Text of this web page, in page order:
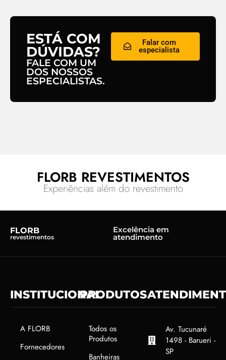
ESTÁ COM
DÚVIDAS?
FALE COM UM
DOS NOSSOS
ESPECIALISTAS.
Falar com
especialista
FLORB REVESTIMENTOS
Experiências além do revestimento
FLORB
revestimentos
Excelência em
atendimento
INSTITUCIONAL
A FLORB
Fornecedores
PRODUTOS
Todos os
Produtos
Banheiras
Av. Tucunaré
1498 - Barueri -
SP